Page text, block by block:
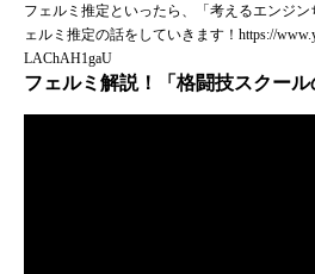
フェルミ推定といったら、「考えるエンジ
ェルミ推定の話をしていきます！https://
LAChAH1gaU
フェルミ解説！「格闘技スクール